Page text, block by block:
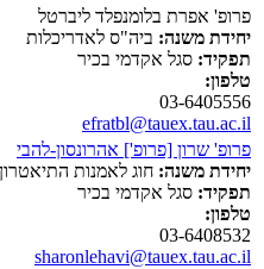
פרופ' אפרת בלומנפלד ליברטל
יחידת משנה: ביה"ס לאדריכלות
תפקיד: סגל אקדמי בכיר
טלפון:
03-6405556
efratbl@tauex.tau.ac.il
פרופ' שרון [פרופ'] אהרונסון-להבי
יחידת משנה: חוג לאמנות התיאטרון
תפקיד: סגל אקדמי בכיר
טלפון:
03-6408532
sharonlehavi@tauex.tau.ac.il